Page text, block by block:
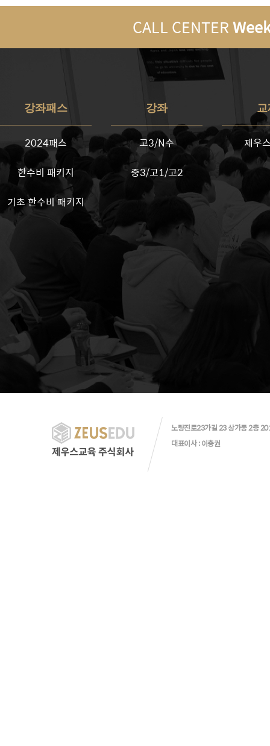
CALL CENTER
강좌패스
2024패스
한수비 패키지
기초 한수비 패키지
강좌
고3/N수
중3/고1/고2
교
제우
노량진로23가길 23 상가동 2층
대표이사 : 이충권